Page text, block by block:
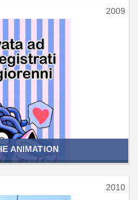
2009
ANIMATION
2010